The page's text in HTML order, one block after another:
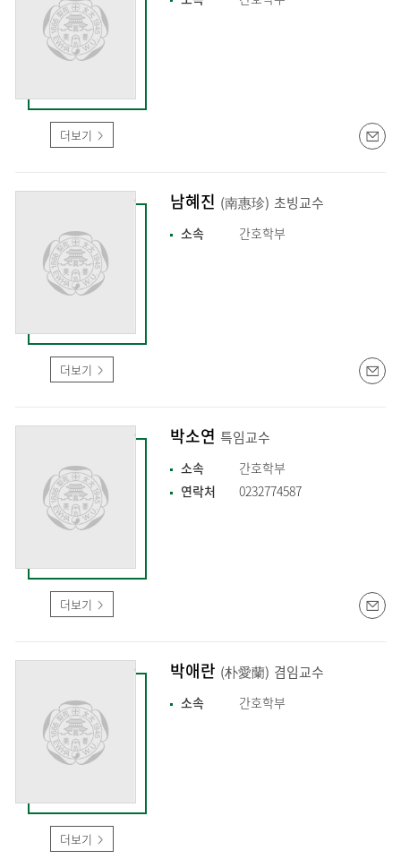
더보기
더보기
남혜진 (南惠珍) 초빙교수
소속 간호학부
더보기
박소연 특임교수
소속
간호학부
연락처
0232774587
더보기
박애란 (朴愛蘭) 겸임교수
소속 간호학부